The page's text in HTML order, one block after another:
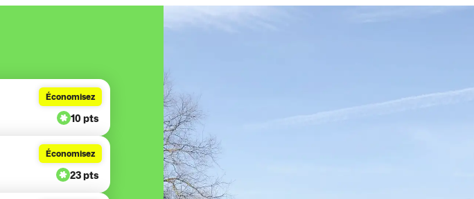
Économisez
10 pts
Économisez
23 pts